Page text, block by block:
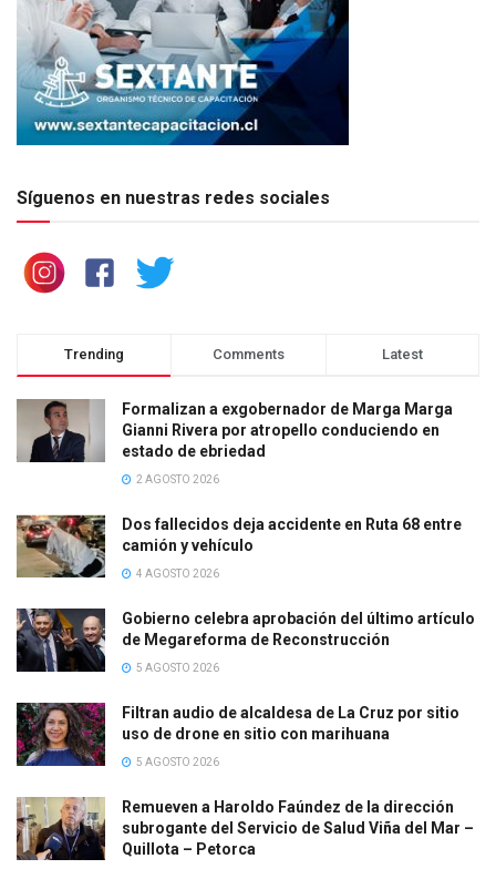
Síguenos en nuestras redes sociales
Trending Comments Latest
Formalizan a exgobernador de Marga Marga
Gianni Rivera por atropello conduciendo en
estado de ebriedad
2 AGOSTO 2026
Dos fallecidos deja accidente en Ruta 68 entre
camión y vehículo
4 AGOSTO 2026
Gobierno celebra aprobación del último artículo
de Megareforma de Reconstrucción
5 AGOSTO 2026
Filtran audio de alcaldesa de La Cruz por sitio
uso de drone en sitio con marihuana
5 AGOSTO 2026
Remueven a Haroldo Faúndez de la dirección
subrogante del Servicio de Salud Viña del Mar –
Quillota – Petorca